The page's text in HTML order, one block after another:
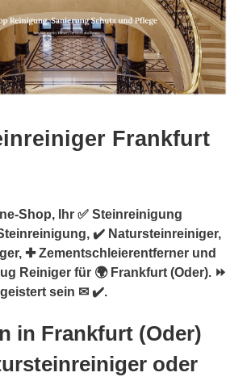
Frankfurt
Shop, Ihr ✅ Steinreinigung
✔️ Natursteinreiniger,
✚ Zementschleierentferner und
Reiniger für 🌍 Frankfurt (Oder). ⏩
sein ✉ ✔️.
in Frankfurt (Oder)
oder